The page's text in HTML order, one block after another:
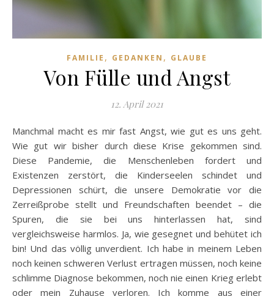
FAMILIE , GEDANKEN , GLAUBE
Von Fülle und Angst
12. April 2021
Manchmal macht es mir fast Angst, wie gut es uns geht.
Wie gut wir bisher durch diese Krise gekommen sind.
Diese Pandemie, die Menschenleben fordert und
Existenzen zerstört, die Kinderseelen schindet und
Depressionen schürt, die unsere Demokratie vor die
Zerreißprobe stellt und Freundschaften beendet – die
Spuren, die sie bei uns hinterlassen hat, sind
vergleichsweise harmlos. Ja, wie gesegnet und behütet ich
bin! Und das völlig unverdient. Ich habe in meinem Leben
noch keinen schweren Verlust ertragen müssen, noch keine
schlimme Diagnose bekommen, noch nie einen Krieg erlebt
oder mein Zuhause verloren. Ich komme aus einer